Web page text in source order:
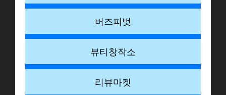
버즈피벗
뷰티창작소
리뷰마켓